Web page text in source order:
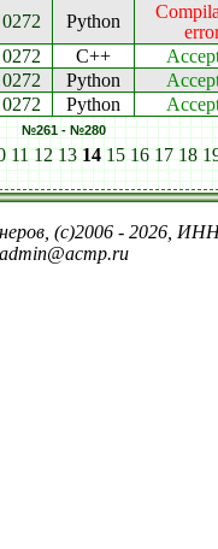
0272 Python
0272 C++
0272 Python
0272 Python
№261 - №280
11 12 13 14 15 16 17 18
(c)2006 - 2026,
admin@acmp.ru